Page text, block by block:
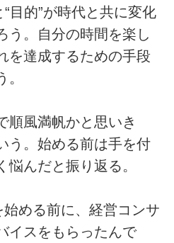
“目的”が時代と共に変化
う。自分の時間を楽し
を達成するための手段
順風満帆かと思いき
う。始める前は手を付
んだと振り返る。
始める前に、経営コンサ
イスをもらったんで